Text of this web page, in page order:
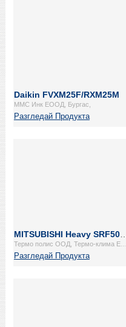
Daikin FVXM25F/RXM25M
ММС Инк ЕООД, Бургас,
Разгледай Продукта
MITSUBISHI Heavy SRF50ZJX-S/SRC50ZJX-S
Термо полис ООД, Термо-клима ЕООД, Бургас, Емко ООД,
Разгледай Продукта